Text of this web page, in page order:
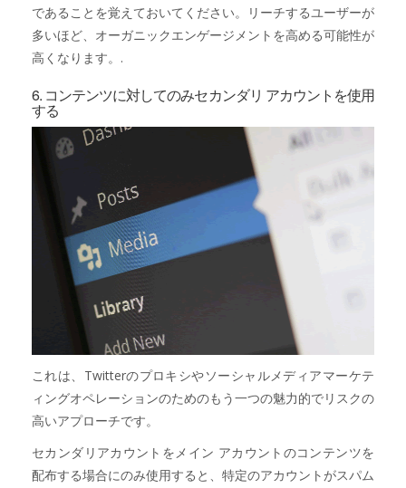
であることを覚えておいてください。リーチするユーザーが
多いほど、オーガニックエンゲージメントを高める可能性が
高くなります。.
6. コンテンツに対してのみセカンダリ アカウントを使用
する
これは、Twitterのプロキシやソーシャルメディアマーケテ
ィングオペレーションのためのもう一つの魅力的でリスクの
高いアプローチです。
セカンダリアカウントをメイン アカウントのコンテンツを
配布する場合にのみ使用すると、特定のアカウントがスパム